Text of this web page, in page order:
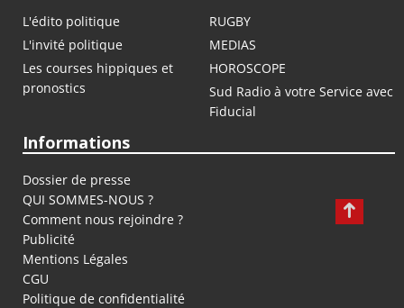
L'édito politique
RUGBY
L'invité politique
MEDIAS
Les courses hippiques et
pronostics
HOROSCOPE
Sud Radio à votre Service avec
Fiducial
Informations
Dossier de presse
QUI SOMMES-NOUS ?
Comment nous rejoindre ?
Publicité
Mentions Légales
CGU
Politique de confidentialité